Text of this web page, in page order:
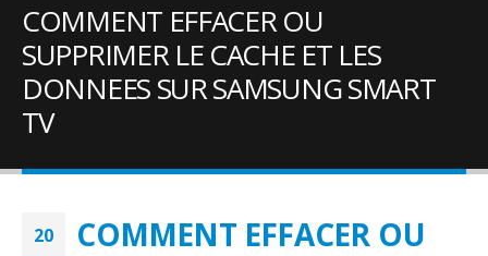
COMMENT EFFACER OU
SUPPRIMER LE CACHE ET LES
DONNEES SUR SAMSUNG SMART
TV
20
COMMENT EFFACER OU